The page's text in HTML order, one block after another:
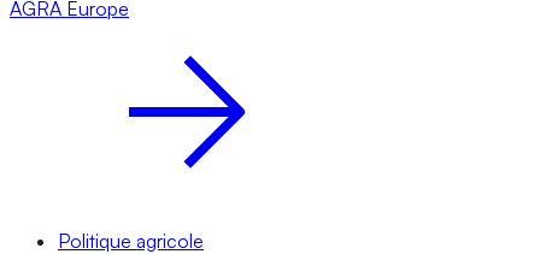
AGRA Europe
Politique agricole